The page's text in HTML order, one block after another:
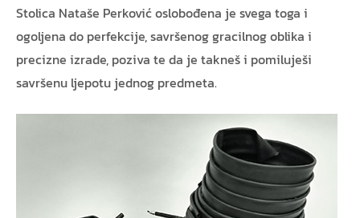
Stolica Nataše Perković oslobođena je svega toga i
ogoljena do perfekcije, savršenog gracilnog oblika i
precizne izrade, poziva te da je takneš i pomiluješi
savršenu ljepotu jednog predmeta.